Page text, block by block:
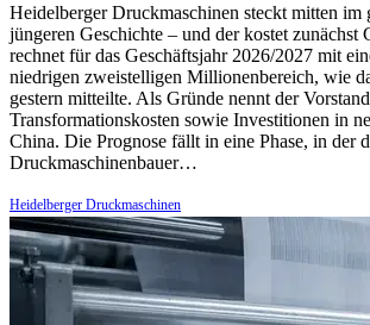
Heidelberger Druckmaschinen steckt mitten im
jüngeren Geschichte – und der kostet zunächst
rechnet für das Geschäftsjahr 2026/2027 mit
niedrigen zweistelligen Millionenbereich, wie
gestern mitteilte. Als Gründe nennt der
Transformationskosten sowie Investitionen in
China. Die Prognose fällt in eine Phase, in der
Druckmaschinenbauer…
Heidelberger Druckmaschinen